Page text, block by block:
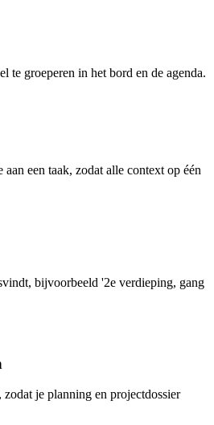
te groeperen in het bord en de agenda.
een taak, zodat alle context op één
bijvoorbeeld '2e verdieping, gang
je planning en projectdossier